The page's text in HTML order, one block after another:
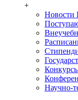
+
Научно-